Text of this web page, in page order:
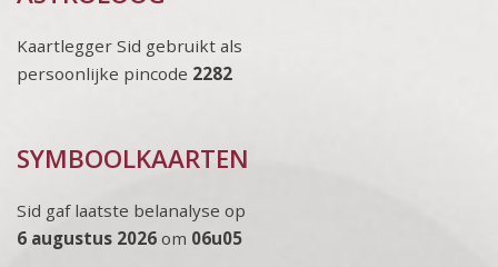
Kaartlegger Sid gebruikt als
persoonlijke pincode 2282
SYMBOOLKAARTEN
Sid gaf laatste belanalyse op
6 augustus 2026 om 06u05